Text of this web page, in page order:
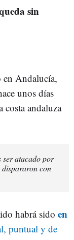
sin
en Andalucía,
unos días
costa andaluza
atacado por
dispararon con
habrá sido en
puntual y de